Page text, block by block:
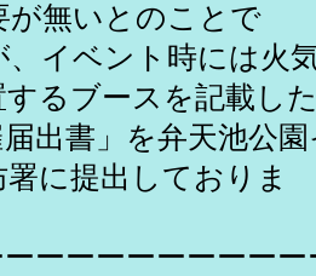
が無いとのことで
ベント時には火
るブースを記載し
書」を弁天池公園
に提出しておりま
ーーーーーーーー